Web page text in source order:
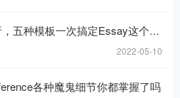
种模板一次搞定Essay这个“八股文”
2022-05-10
各种魔鬼细节你都掌握了吗